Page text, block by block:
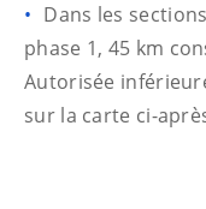
Dans les
phase 1, 45 km
Autorisée
sur la carte ci-